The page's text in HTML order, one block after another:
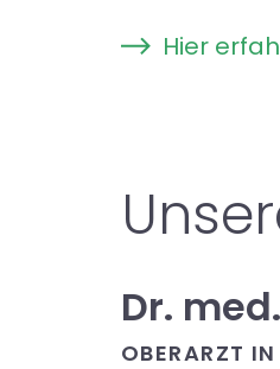
Hier
Dr.
OBERARZT